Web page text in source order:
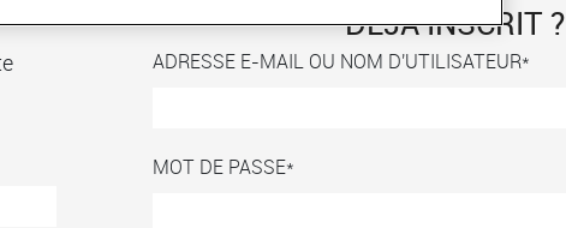
DÉJÀ INSCRIT ?
ADRESSE E-MAIL OU NOM D'UTILISATEUR
MOT DE PASSE